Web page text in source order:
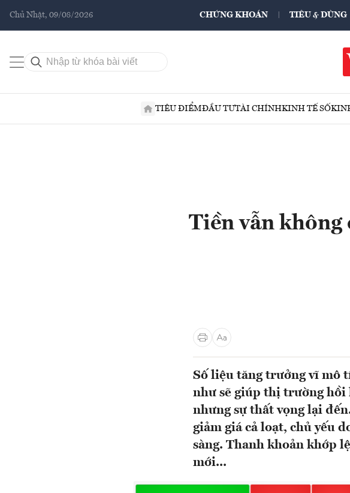
Chủ Nhật, 09/08/2026 CHỨNG KHOÁN TIÊU & DÙNG
TIÊU ĐIỂMĐẦU TƯTÀI CHÍNHKINH TẾ SỐ
Tiền vẫn
Số liệu tăng trưởng vĩ mô
như sẽ giúp thị trường hồi
nhưng sự thất vọng lại
giảm giá cả loạt, chủ yếu
sàng. Thanh khoản khớp
mới...